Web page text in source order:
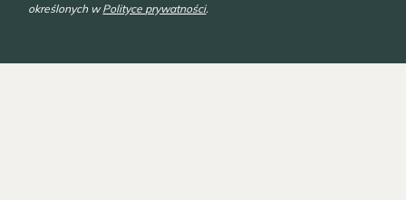
określonych wPolityce prywatności.